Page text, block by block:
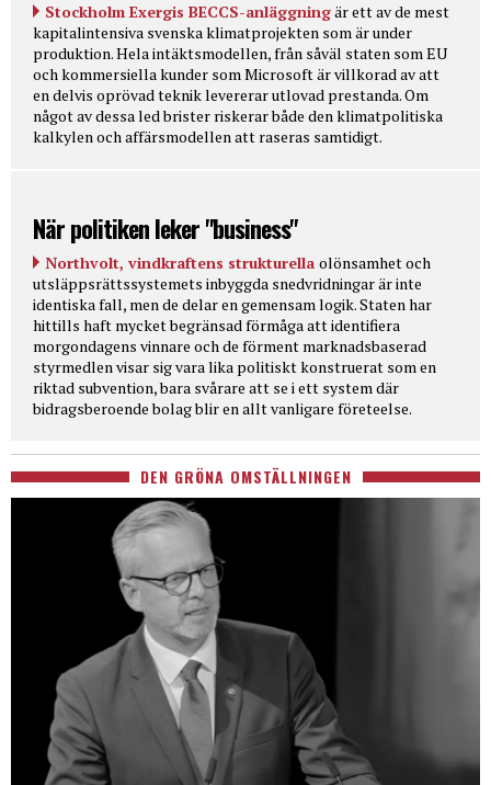
Stockholm Exergis BECCS-anläggningär ett av de mest
kapitalintensiva svenska klimatprojekten som är under
produktion. Hela intäktsmodellen, från såväl staten som EU
och kommersiella kunder som Microsoft är villkorad av att
en delvis oprövad teknik levererar utlovad prestanda. Om
något av dessa led brister riskerar både den klimatpolitiska
kalkylen och affärsmodellen att raseras samtidigt.
När politiken leker "business"
Northvolt, vindkraftens strukturella olönsamhet och
utsläppsrättssystemets inbyggda snedvridningar är inte
identiska fall, men de delar en gemensam logik. Staten har
hittills haft mycket begränsad förmåga att identifiera
morgondagens vinnare och de förment marknadsbaserad
styrmedlen visar sig vara lika politiskt konstruerat som en
riktad subvention, bara svårare att se i ett system där
bidragsberoende bolag blir en allt vanligare företeelse.
DEN GRÖNA OMSTÄLLNINGEN